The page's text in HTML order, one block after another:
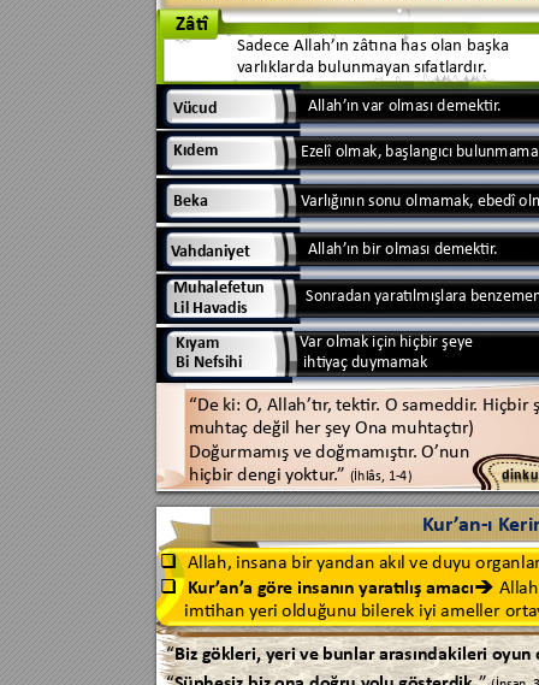
Vücud
Vahdaniyet
Muhalefetun
Lil Havadis
Kıyam
Bi Nefsihi
Kıdem
Beka
Sadece Allah’ın zâtına has olan başka
varlıklarda bulunmayan sıfatlardır.
dinku
Zâtî
Allah’ın var olması demektir.
Ezelî olmak, başlangıcı
Varlığının sonu olmamak, ebedî
Allah’ın bir olması demektir.
Sonradan yaratılmışlara benz
Var olmak için hiçbir şeye
ihtiyaç duymamak
“De ki: O, Allah’tır, tektir. O sameddir. Hiçbir
muhtaç değil her şey Ona muhtaçtır)
Doğurmamış ve doğmamıştır. O’nun
hiçbir dengi yoktur.” (İhlâs, 1-4)
Kur’an-ı K
“Biz gökleri, yeri ve bunlar arasındakileri oyun
 Kur’an’a göre insanın yaratılış amacı Allah
imtihan yeri old uğunu bilerek iyi ameller ort
 Allah, insana bir yandan akıl ve duyu or